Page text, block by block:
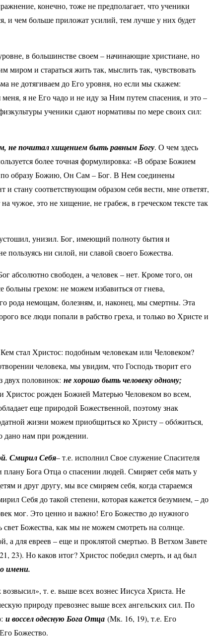
конечно, тоже не предполагает, что ученики
и чем больше приложат усилий, тем лучше у них будет
в большинстве своем – начинающие христиане, но
и стараться жить так, мыслить так, чувствовать
не дотягиваем до Его уровня, но если мы скажем:
я не Его чадо и не иду за Ним путем спасения, и это –
ученики сдают нормативы по мере своих сил:
не почитал хищением быть равным Богу. О чем здесь
более точная формулировка: «В образе Божием
по образу Божию, Он Сам – Бог. В Нем соединены
стану соответствующим образом себя вести, мне ответят,
чужое, это не хищение, не грабеж, в греческом тексте так
унизил. Бог, имеющий полноту бытия и
пользуясь ни силой, ни славой своего Божества.
абсолютно свободен, а человек – нет. Кроме того, он
грехом: не можем избавиться от гнева,
рода немощам, болезням, и, наконец, мы смертны. Эта
все люди попали в рабство греха, и только во Христе и
стал Христос: подобным человекам или Человеком?
человека, мы увидим, что Господь творит его
половинок: не хорошо быть человеку одному;
Христос рожден Божией Матерью Человеком во всем,
еще природой Божественной, поэтому знак
жизни можем приобщиться ко Христу – обόжиться,
дано нам при рождении.
Смирил Себя– т.е. исполнил Свое служение Спасителя
Бога Отца о спасении людей. Смиряет себя мать у
и друг другу, мы все смиряем себя, когда стараемся
Себя до такой степени, которая кажется безумием, – до
мог. Это ценно и важно! Его Божество до нужного
Божества, как мы не можем смотреть на солнце.
а для евреев – еще и проклятой смертью. В Ветхом Завете
23). Но каков итог? Христос победил смерть, и ад был
имени.
т. е. выше всех вознес Иисуса Христа. Не
природу превознес выше всех ангельских сил. По
и воссел одесную Бога Отца (Мк. 16, 19), т.е. Его
Божество.